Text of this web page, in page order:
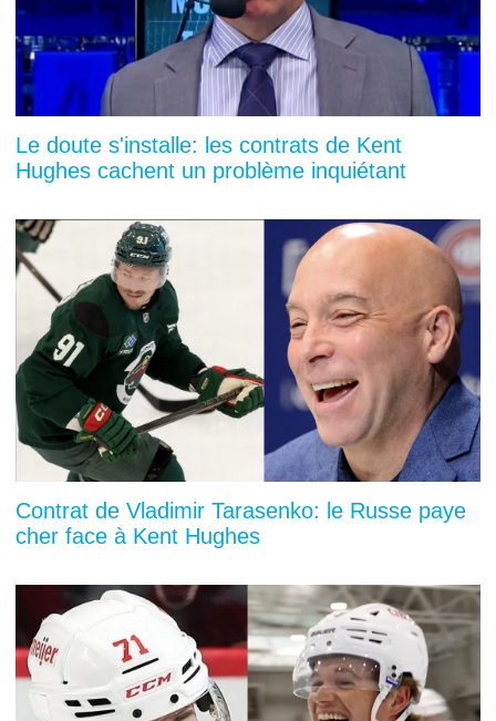
Le doute s'installe: les contrats de Kent
Hughes cachent un problème inquiétant
Contrat de Vladimir Tarasenko: le Russe paye
cher face à Kent Hughes